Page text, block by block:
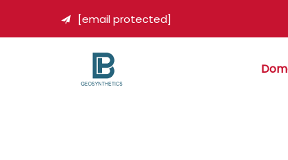
 [email protected]